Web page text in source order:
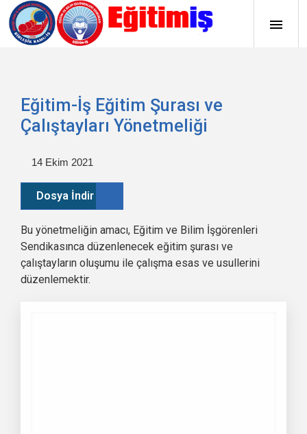
Eğitim-İş Eğitim Şurası ve
Çalıştayları Yönetmeliği
14 Ekim 2021
Dosya İndir
Bu yönetmeliğin amacı, Eğitim ve Bilim İşgörenleri
Sendikasınca düzenlenecek eğitim şurası ve
çalıştayların oluşumu ile çalışma esas ve usullerini
düzenlemektir.